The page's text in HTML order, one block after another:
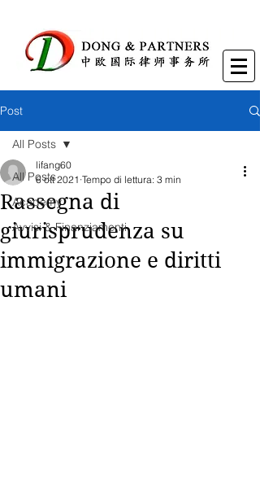
Post
All Posts
Academy
Avvisi & Finanziamenti
All Posts
Rassegna di
giurisprudenza su
immigrazione e diritti
umani
lifang60
6 ott 2021 Tempo di lettura: 3 min